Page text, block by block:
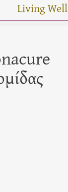
Living Well